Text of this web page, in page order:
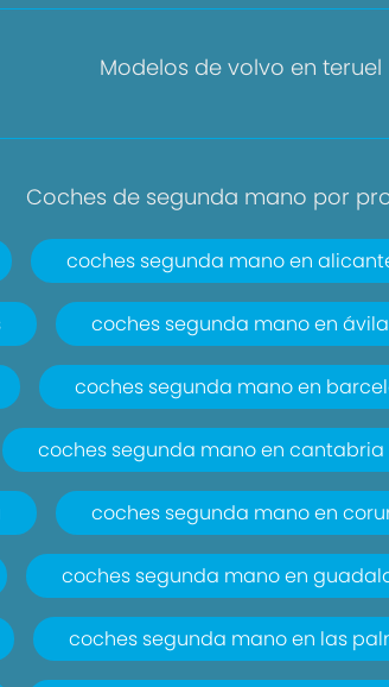
Modelos de volvo en teruel
Coches de segunda mano por
coches segunda mano en
coches segunda mano en ávila
coches segunda mano en
coches segunda mano en cantabria
coches segunda mano en
coches segunda mano en
coches segunda mano en las